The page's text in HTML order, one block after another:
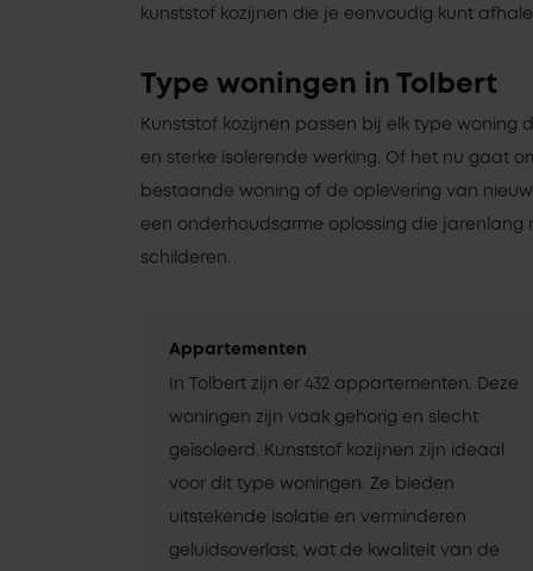
kunststof kozijnen die je eenvoudig kunt
Type woningen in Tolbert
Kunststof kozijnen passen bij elk type woning
en sterke isolerende werking. Of het nu gaat
bestaande woning of de oplevering van
een onderhoudsarme oplossing die
schilderen.
Appartementen
In Tolbert zijn er 432 appartementen. Deze
woningen zijn vaak gehorig en slecht
geïsoleerd. Kunststof kozijnen zijn ideaal
voor dit type woningen. Ze bieden
uitstekende isolatie en verminderen
geluidsoverlast, wat de kwaliteit van de